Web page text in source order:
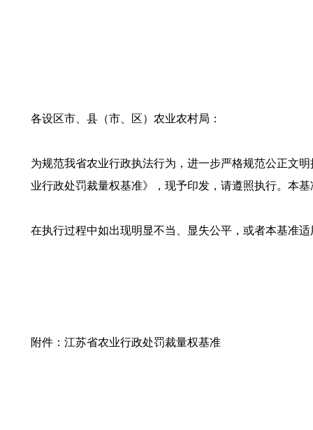
各设区市、县（市、区）农业农村局：
为规范我省农业行政执法行为，进一步严格规范公正文
业行政处罚裁量权基准》，现予印发，请遵照执行。本
在执行过程中如出现明显不当、显失公平，或者本基准
附件：江苏省农业行政处罚裁量权基准